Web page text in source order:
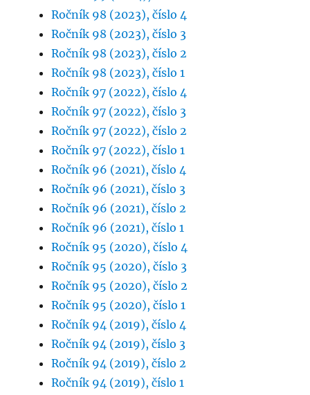
Ročník 98 (2023), číslo 4
Ročník 98 (2023), číslo 3
Ročník 98 (2023), číslo 2
Ročník 98 (2023), číslo 1
Ročník 97 (2022), číslo 4
Ročník 97 (2022), číslo 3
Ročník 97 (2022), číslo 2
Ročník 97 (2022), číslo 1
Ročník 96 (2021), číslo 4
Ročník 96 (2021), číslo 3
Ročník 96 (2021), číslo 2
Ročník 96 (2021), číslo 1
Ročník 95 (2020), číslo 4
Ročník 95 (2020), číslo 3
Ročník 95 (2020), číslo 2
Ročník 95 (2020), číslo 1
Ročník 94 (2019), číslo 4
Ročník 94 (2019), číslo 3
Ročník 94 (2019), číslo 2
Ročník 94 (2019), číslo 1